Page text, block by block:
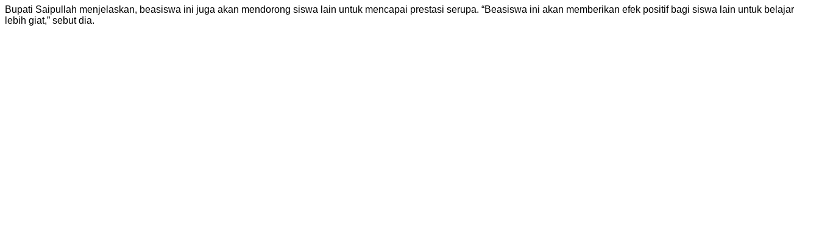
Bupati Saipullah menjelaskan, beasiswa ini juga akan mendorong siswa lain untuk mencapai prestasi serupa. “Beasiswa ini akan memberikan efek positif bagi siswa lain untuk belajar
lebih giat,” sebut dia.